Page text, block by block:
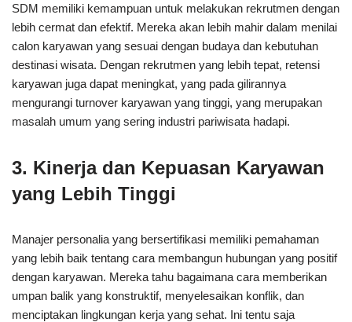
SDM memiliki kemampuan untuk melakukan rekrutmen dengan
lebih cermat dan efektif. Mereka akan lebih mahir dalam menilai
calon karyawan yang sesuai dengan budaya dan kebutuhan
destinasi wisata. Dengan rekrutmen yang lebih tepat, retensi
karyawan juga dapat meningkat, yang pada gilirannya
mengurangi turnover karyawan yang tinggi, yang merupakan
masalah umum yang sering industri pariwisata hadapi.
3. Kinerja dan Kepuasan Karyawan
yang Lebih Tinggi
Manajer personalia yang bersertifikasi memiliki pemahaman
yang lebih baik tentang cara membangun hubungan yang positif
dengan karyawan. Mereka tahu bagaimana cara memberikan
umpan balik yang konstruktif, menyelesaikan konflik, dan
menciptakan lingkungan kerja yang sehat. Ini tentu saja